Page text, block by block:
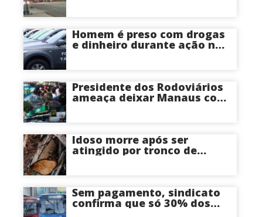
Homem é preso com drogas
e dinheiro durante ação na
Presidente dos Rodoviários
ameaça deixar Manaus com
Idoso morre após ser
atingido por tronco de
Sem pagamento, sindicato
confirma que só 30% dos